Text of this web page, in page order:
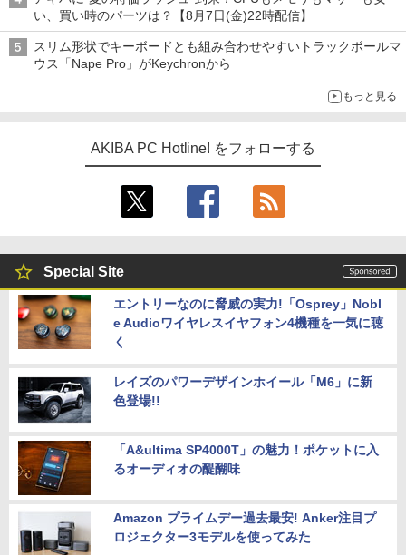
い、買い時のパーツは？【8月7日(金)22時配信】
スリム形状でキーボードとも組み合わせやすいトラックボールマ
ウス「Nape Pro」がKeychronから
もっと見る
AKIBA PC Hotline! をフォローする
Special Site
エントリーなのに脅威の実力!「Osprey」Nobl
e Audioワイヤレスイヤフォン4機種を一気に聴
く
レイズのパワーデザインホイール「M6」に新
色登場!!
「A&ultima SP4000T」の魅力！ポケットに入
るオーディオの醍醐味
Amazon プライムデー過去最安! Anker注目プ
ロジェクター3モデルを使ってみた